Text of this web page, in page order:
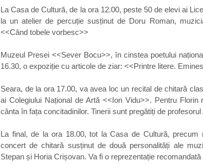
La Casa de Cultură, de la ora 12.00, peste 50 de elevi ai
la un atelier de percuție susținut de Doru Roman,
<<Când tobele vorbesc>>
Muzeul Presei <<Sever Bocu>>, în cinstea poetului
16.30, o expoziție cu articole de ziar: <<Printre litere.
Seara, de la ora 17.00, va avea loc un recital de chitară
ai Colegiului Național de Artă <<Ion Vidu>>. Pentru
cânta în fața concitadinilor. Tinerii sunt pregătiți de
La final, de la ora 18.00, tot la Casa de Cultură,
concert de chitară susținut de două personalități ale
Stepan și Horia Crișovan. Va fi o reprezentație